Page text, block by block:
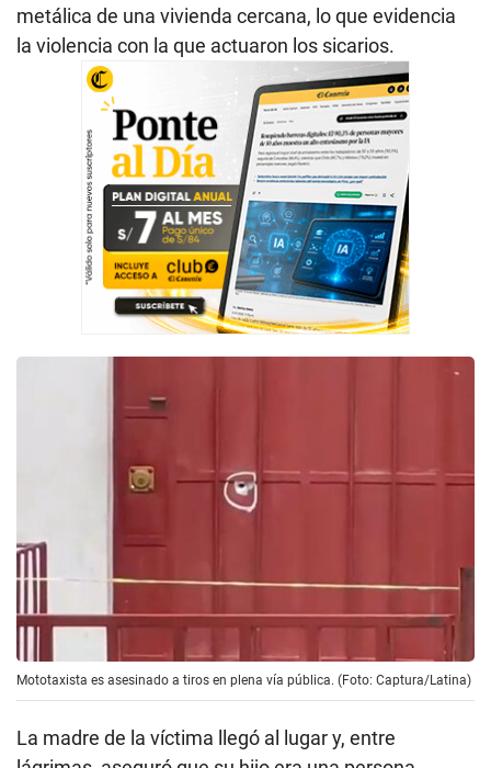
metálica de una vivienda cercana, lo que evidencia
la violencia con la que actuaron los sicarios.
Mototaxista es asesinado a tiros en plena vía pública. (Foto: Captura/Latina)
La madre de la víctima llegó al lugar y, entre